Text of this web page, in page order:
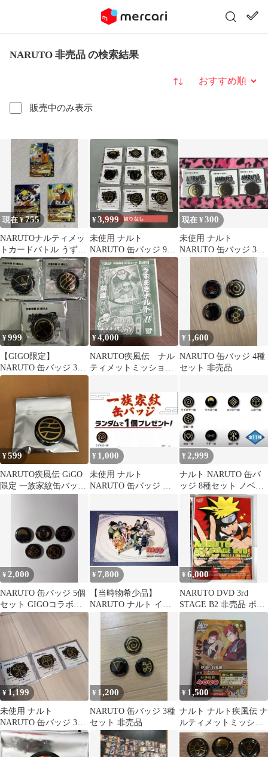
NARUTO 非売品 の検索結果
販売中のみ表示
並び替え
現在 ¥755
NARUTOナルティメッ
トカードバトル うずま
きナルト3枚セット(劇
場版付き)
¥3,999
未使用 ナルト
NARUTO 缶バッジ 9個
セット ノベルティー 非
売品
現在 ¥300
未使用 ナルト
NARUTO 缶バッジ 3個
セット ノベルティー 非
¥999
【GIGO限定】
NARUTO 缶バッジ 3種
セット 非売品
¥4,000
NARUTO疾風伝 ナル
ティメットミッション
年Vジャンプ
¥ 1,600
NARUTO 缶バッジ 4種
セット 非売品
¥599
NARUTO疾風伝 GiGO
限定 一族家紋缶バッジ
¥ 1,000
未使用 ナルト
NARUTO 缶バッジ う
ー 非売品
¥2,999
ナルト NARUTO 缶バ
ッジ 8種セット ノベル
ティー 非売品
¥ 2,000
NARUTO 缶バッジ 5個
セット GIGOコラボ非
売品
¥ 7,800
【当時物希少品】
NARUTO ナルト イラ
ストカード 岸本斉史 当
時物
¥6,000
NARUTO DVD 3rd
STAGE B2 非売品 ポス
ター ナルト
¥1,199
未使用 ナルト
NARUTO 缶バッジ 3個
セット ノベルティー 非
売品
¥ 1,200
NARUTO 缶バッジ 3種
セット 非売品
¥ 1,500
ナルト ナルト疾風伝 ナ
ルティメットミッショ
ン 砂漠の我愛羅 プロモ
非売品